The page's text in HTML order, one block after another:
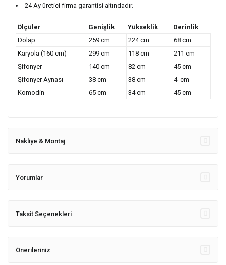
24 Ay üretici firma garantisi altındadır.
Ölçüler Genişlik Yükseklik
Derinlik
Dolap
259 cm 224 cm
68 cm
Karyola (160 cm)
299 cm 118 cm
211 cm
Şifonyer
140 cm 82 cm
45 cm
Şifonyer Aynası
38 cm 38 cm
4 cm
Komodin
65 cm 34 cm 45 cm
Nakliye & Montaj
Yorumlar
Taksit Seçenekleri
Önerileriniz